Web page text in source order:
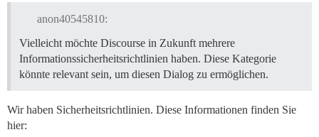
anon40545810:
Vielleicht möchte Discourse in Zukunft mehrere
Informationssicherheitsrichtlinien haben. Diese Kategorie
könnte relevant sein, um diesen Dialog zu ermöglichen.
Wir haben Sicherheitsrichtlinien. Diese Informationen finden Sie
hier: